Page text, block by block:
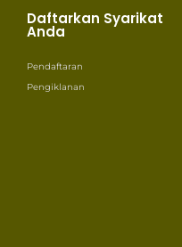
Daftarkan Syarikat
Anda
Pendaftaran
Pengiklanan